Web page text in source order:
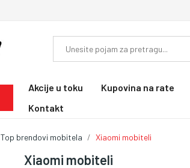
Akcije u toku Kupovina na rate
Kontakt
Top brendovi mobitela Xiaomi mobiteli
Xiaomi mobiteli